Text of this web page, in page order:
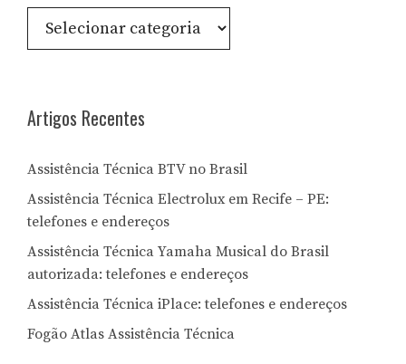
Consulte
Artigos Recentes
Assistência Técnica BTV no Brasil
Assistência Técnica Electrolux em Recife – PE:
telefones e endereços
Assistência Técnica Yamaha Musical do Brasil
autorizada: telefones e endereços
Assistência Técnica iPlace: telefones e endereços
Fogão Atlas Assistência Técnica